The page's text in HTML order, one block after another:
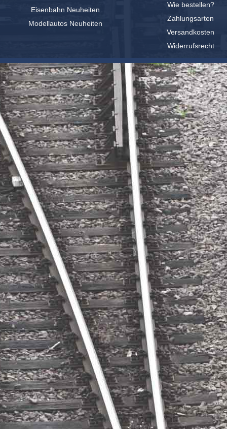
Eisenbahn Neuheiten
Modellautos Neuheiten
Wie bestellen?
Zahlungsarten
Versandkosten
Widerrufsrecht